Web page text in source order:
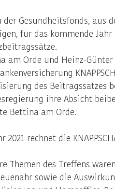
der Gesundheitsfonds,
für das kommende
am Orde und Heinz-
des Beitragssatzes
ihre Absicht
Bettina am Orde.
2021 rechnet die
Themen des Treffens
sowie die